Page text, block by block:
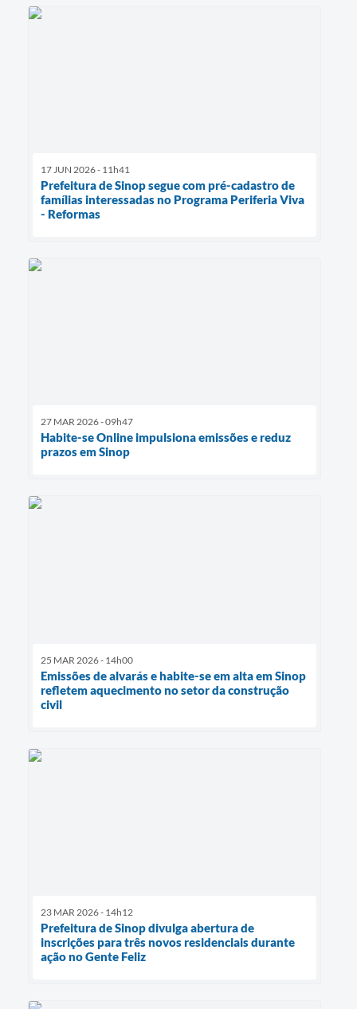
17 JUN 2026 - 11h41
Prefeitura de Sinop segue com pré-cadastro de
famílias interessadas no Programa Periferia Viva
- Reformas
27 MAR 2026 - 09h47
Habite-se Online impulsiona emissões e reduz
prazos em Sinop
25 MAR 2026 - 14h00
Emissões de alvarás e habite-se em alta em Sinop
refletem aquecimento no setor da construção
civil
23 MAR 2026 - 14h12
Prefeitura de Sinop divulga abertura de
inscrições para três novos residenciais durante
ação no Gente Feliz